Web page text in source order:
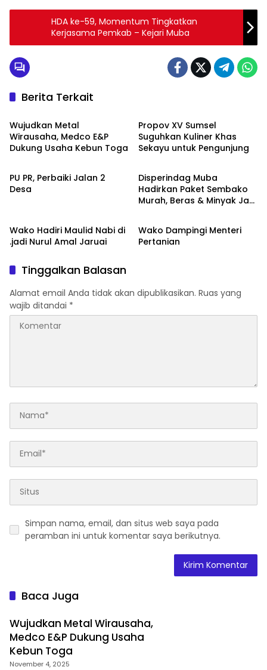
HDA ke-59, Momentum Tingkatkan
Kerjasama Pemkab – Kejari Muba
Berita Terkait
Advetorial
Wujudkan Metal
Wirausaha, Medco E&P
Dukung Usaha Kebun Toga
Propov XV Sumsel
Suguhkan Kuliner Khas
Sekayu untuk Pengunjung
Musi Banyuasin
PU PR, Perbaiki Jalan 2
Desa
Musi Banyuasin
Disperindag Muba
Hadirkan Paket Sembako
Murah, Beras & Minyak Jadi
Wako Hadiri Maulid Nabi di
.jadi Nurul Amal Jaruai
Musi Banyuasin
Wako Dampingi Menteri
Pertanian
Tinggalkan Balasan
Alamat email Anda tidak akan dipublikasikan. Ruas yang
wajib ditandai *
Simpan nama, email, dan situs web saya pada
peramban ini untuk komentar saya berikutnya.
Baca Juga
Wujudkan Metal Wirausaha,
Medco E&P Dukung Usaha
Kebun Toga
November 4, 2025